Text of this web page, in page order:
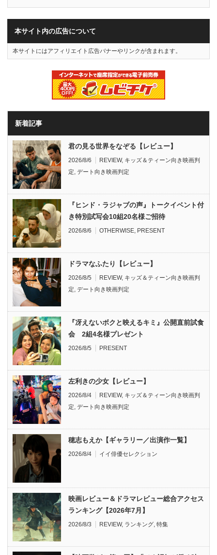
本サイト内の広告について
本サイトにはアフィリエイト広告バナーやリンクが含まれます。
新着記事
君の見る世界をなぞる【レビュー】
2026/8/6 REVIEW, キッズ＆ティーン向き映画判
定 デート向き映画判定
『ヒンド・ラジャブの声』トークイベント付
き特別試写会10組20名様ご招待
2026/8/6 OTHERWISE PRESENT
ドラマなふたり【レビュー】
2026/8/5 REVIEW, キッズ＆ティーン向き映画判
定 デート向き映画判定
『冴えないボクと映えるキミ』公開直前試食
会 2組4名様プレゼント
2026/8/5 PRESENT
左利きの少女【レビュー】
2026/8/4 REVIEW, キッズ＆ティーン向き映画判
定 デート向き映画判定
穂志もえか【ギャラリー／出演作一覧】
2026/8/4 イイ俳優セレクション
映画レビュー＆ドラマレビュー総合アクセス
ランキング【2026年7月】
2026/8/3 REVIEW, ランキング 特集